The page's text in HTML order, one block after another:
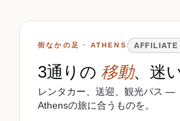
街なかの足 · ATHENS AFFILIATE
3通りの移動、迷
レンタカー、送迎、観光パス ―
Athensの旅に合うものを。